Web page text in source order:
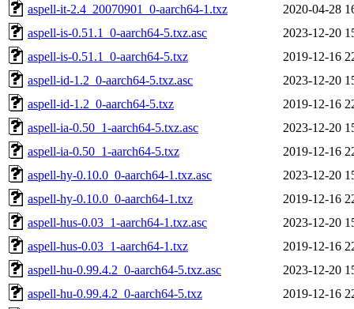
aspell-it-2.4_20070901_0-aarch64-1.txz
2020-04-28
aspell-is-0.51.1_0-aarch64-5.txz.asc
2023-12-20
aspell-is-0.51.1_0-aarch64-5.txz
2019-12-16
aspell-id-1.2_0-aarch64-5.txz.asc
2023-12-20
aspell-id-1.2_0-aarch64-5.txz
2019-12-16
aspell-ia-0.50_1-aarch64-5.txz.asc
2023-12-20
aspell-ia-0.50_1-aarch64-5.txz
2019-12-16
aspell-hy-0.10.0_0-aarch64-1.txz.asc
2023-12-20
aspell-hy-0.10.0_0-aarch64-1.txz
2019-12-16
aspell-hus-0.03_1-aarch64-1.txz.asc
2023-12-20
aspell-hus-0.03_1-aarch64-1.txz
2019-12-16
aspell-hu-0.99.4.2_0-aarch64-5.txz.asc
2023-12-20
aspell-hu-0.99.4.2_0-aarch64-5.txz
2019-12-16